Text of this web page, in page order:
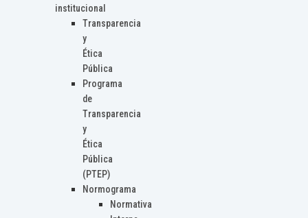
institucional
Transparencia
y
Ética
Pública
Programa
de
Transparencia
y
Ética
Pública
(PTEP)
Normograma
Normativa